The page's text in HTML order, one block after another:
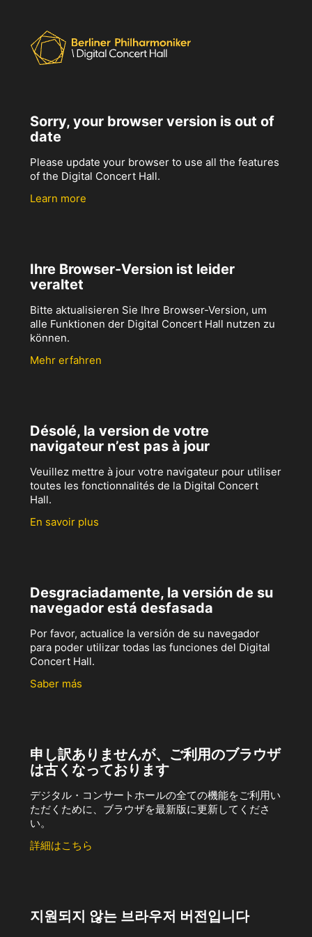
Sorry, your browser version is out of
date
Please update your browser to use all the features
of the Digital Concert Hall.
Learn more
Ihre Browser-Version ist leider
veraltet
Bitte aktualisieren Sie Ihre Browser-Version, um
alle Funktionen der Digital Concert Hall nutzen zu
können.
Mehr erfahren
Désolé, la version de votre
navigateur n’est pas à jour
Veuillez mettre à jour votre navigateur pour utiliser
toutes les fonctionnalités de la Digital Concert
Hall.
En savoir plus
Desgraciadamente, la versión de su
navegador está desfasada
Por favor, actualice la versión de su navegador
para poder utilizar todas las funciones del Digital
Concert Hall.
Saber más
申し訳ありませんが、ご利用のブラウザ
は古くなっております
デジタル・コンサートホールの全ての機能をご利用い
ただくために、ブラウザを最新版に更新してくださ
い。
詳細はこちら
지원되지 않는 브라우저 버전입니다